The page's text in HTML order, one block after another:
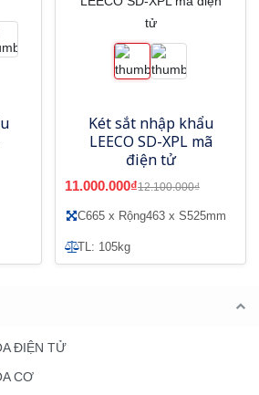
Két sắt nhập khẩu
LEECO SD-XPL mã
điện tử
11.000.000₫12.100.000₫
C665 x Rộng463 x S525mm
TL: 105kg
ĐIỆN TỬ
CƠ